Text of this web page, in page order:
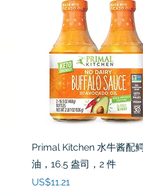
快速瀏覽
Primal Kitchen 水牛酱配
油，16.5 盎司，2 件
價格
US$11.21